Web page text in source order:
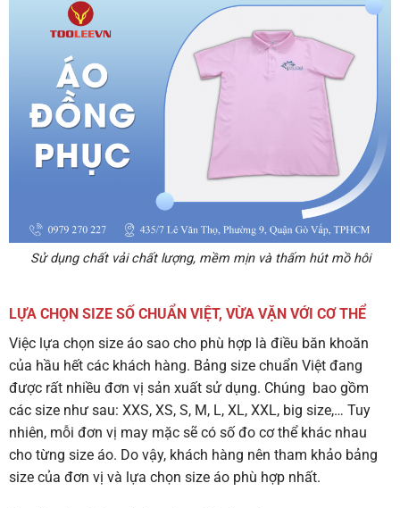
Sử dụng chất vải chất lượng, mềm mịn và thấm hút mồ hôi
LỰA CHỌN SIZE SỐ CHUẨN VIỆT, VỪA VẶN VỚI CƠ THỂ
Việc lựa chọn size áo sao cho phù hợp là điều băn khoăn
của hầu hết các khách hàng. Bảng size chuẩn Việt đang
được rất nhiều đơn vị sản xuất sử dụng. Chúng bao gồm
các size như sau: XXS, XS, S, M, L, XL, XXL, big size,… Tuy
nhiên, mỗi đơn vị may mặc sẽ có số đo cơ thể khác nhau
cho từng size áo. Do vậy, khách hàng nên tham khảo bảng
size của đơn vị và lựa chọn size áo phù hợp nhất.